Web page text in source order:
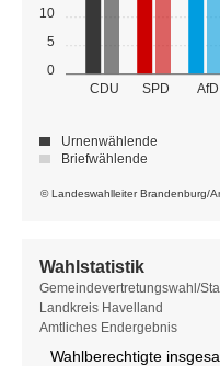
0
5
10
CDU SPD AfD
© Landeswahlleiter Brandenburg/
Urnenwählende
Briefwählende
Wahlstatistik
Wahlstatistik
Gemeindevertretungswahl/
Landkreis Havelland
Amtliches Endergebnis
Wahlberechtigte